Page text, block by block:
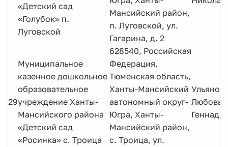
«Детский сад
«Голубок» п.
Луговской
Мансийский район,
п. Луговской, ул.
Гагарина, д. 2
29
Муниципальное
казенное дошкольное
образовательное
учреждение Ханты-
Мансийского района
«Детский сад
«Росинка» с. Троица
628540, Российская
Федерация,
Тюменская область,
Ханты-Мансийский
автономный округ-
Югра, Ханты-
Мансийский район,
с. Троица, ул.
Любовь